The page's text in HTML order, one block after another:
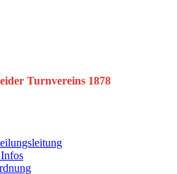
Turnvereins 1878